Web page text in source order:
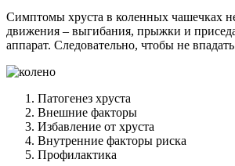
Симптомы хруста в коленных чашечках
движения – выгибания, прыжки и
аппарат. Следовательно, чтобы не
Патогенез хруста
Внешние факторы
Избавление от хруста
Внутренние факторы риска
Профилактика